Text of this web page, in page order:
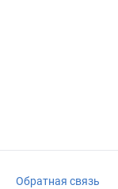
Обратная связь